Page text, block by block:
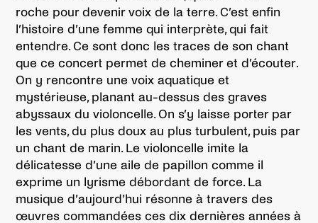
roche pour devenir voix de la terre. C’est enfin
l’histoire d’une femme qui interprète, qui fait
entendre. Ce sont donc les traces de son chant
que ce concert permet de cheminer et d’écouter.
On y rencontre une voix aquatique et
mystérieuse, planant au-dessus des graves
abyssaux du violoncelle. On s’y laisse porter par
les vents, du plus doux au plus turbulent, puis par
un chant de marin. Le violoncelle imite la
délicatesse d’une aile de papillon comme il
exprime un lyrisme débordant de force. La
musique d’aujourd’hui résonne à travers des
œuvres commandées ces dix dernières années à